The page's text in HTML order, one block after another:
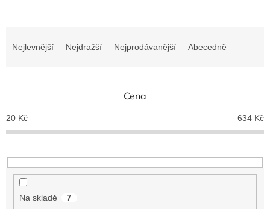
p
r
o
u
Nejlevnější Nejdražší Nejprodávanější Abecedně
Cena
20 Kč 634 Kč
Na skladě 7